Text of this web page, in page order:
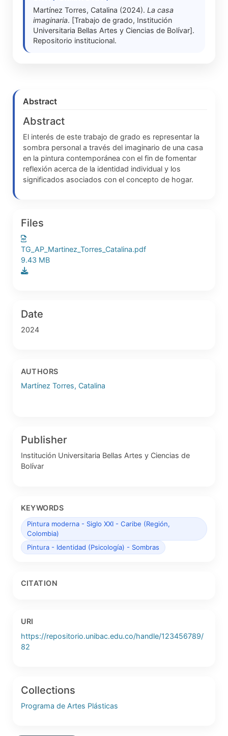
Martínez Torres, Catalina (2024).La casa
imaginaria. [Trabajo de grado, Institución
Universitaria Bellas Artes y Ciencias de Bolívar].
Repositorio institucional.
Abstract
Abstract
El interés de este trabajo de grado es representar la
sombra personal a través del imaginario de una casa
en la pintura contemporánea con el fin de fomentar
reflexión acerca de la identidad individual y los
significados asociados con el concepto de hogar.
Files
TG_AP_Martinez_Torres_Catalina.pdf
9.43 MB
Date
2024
AUTHORS
Martínez Torres, Catalina
Publisher
Institución Universitaria Bellas Artes y Ciencias de
Bolívar
KEYWORDS
Pintura moderna - Siglo XXI - Caribe (Región,
Colombia)
Pintura - Identidad (Psicología) - Sombras
CITATION
URI
https://repositorio.unibac.edu.co/handle/123456789/
82
Collections
Programa de Artes Plásticas